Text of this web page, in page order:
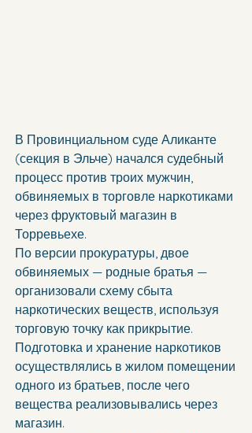
В Провинциальном суде Аликанте
(секция в Эльче) начался судебный
процесс против троих мужчин,
обвиняемых в торговле наркотиками
через фруктовый магазин в
Торревьехе.
По версии прокуратуры, двое
обвиняемых — родные братья —
организовали схему сбыта
наркотических веществ, используя
торговую точку как прикрытие.
Подготовка и хранение наркотиков
осуществлялись в жилом помещении
одного из братьев, после чего
вещества реализовывались через
магазин.